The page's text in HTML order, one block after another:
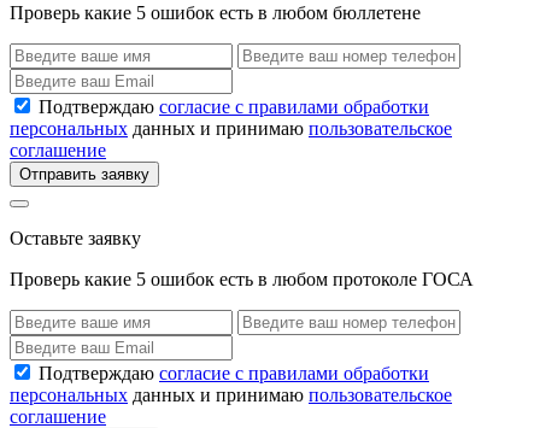
Проверь какие 5 ошибок есть в любом бюллетене
Подтверждаю согласие с правилами обработки
персональных данных и принимаю пользовательское
соглашение
Отправить заявку
Оставьте заявку
Проверь какие 5 ошибок есть в любом протоколе ГОСА
Подтверждаю согласие с правилами обработки
персональных данных и принимаю пользовательское
соглашение